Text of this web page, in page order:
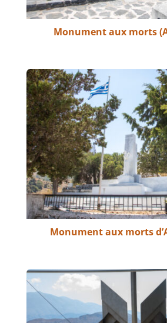
Monument aux morts
Monument aux morts